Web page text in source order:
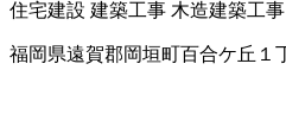
住宅建設 建築工事 木造建築工事
福岡県遠賀郡岡垣町百合ケ丘１